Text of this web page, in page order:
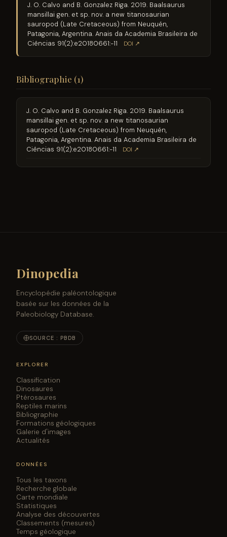
J. O. Calvo and B. Gonzalez Riga. 2019. Baalsaurus
mansillai gen. et sp. nov. a new titanosaurian
sauropod (Late Cretaceous) from Neuquén,
Patagonia, Argentina. Anais da Academia Brasileira de
Ciências 91(2):e20180661:-11
DOI ↗
Bibliographie (1)
J. O. Calvo and B. Gonzalez Riga. 2019. Baalsaurus
mansillai gen. et sp. nov. a new titanosaurian
sauropod (Late Cretaceous) from Neuquén,
Patagonia, Argentina. Anais da Academia Brasileira de
Ciências 91(2):e20180661:-11
DOI ↗
Dinopedia
Encyclopédie paléontologique
basée sur les données de la
Paleobiology Database.
SOURCE : PBDB
EXPLORER
Classification
Dinosaures
Ptérosaures
Reptiles marins
Bibliographie
Formations géologiques
Galerie d'images
Actualités
DONNÉES
Tous les taxons
Recherche globale
Carte mondiale
Statistiques
Analyse des découvertes
Classements (mesures)
Temps géologique